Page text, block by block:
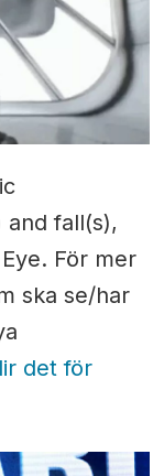
and fall(s),
För mer
ska se/har
det för